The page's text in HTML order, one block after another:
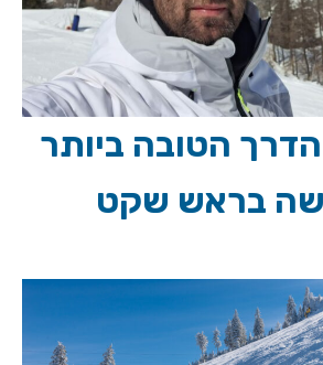
הדרך הטובה ביותר
בראש שקט